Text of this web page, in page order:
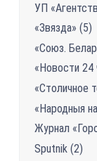
УП
«Звязда» (5)
«Союз.
«Новости 24
«Столичное
«Народныя
Журнал
Sputnik (2)